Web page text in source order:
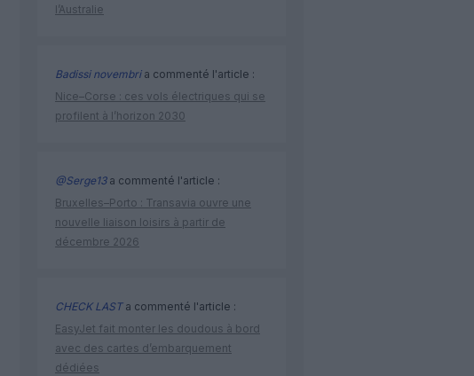
l’Australie
Badissi novembria commenté l'article :
Nice–Corse : ces vols électriques qui se
profilent à l’horizon 2030
@Serge13a commenté l'article :
Bruxelles–Porto : Transavia ouvre une
nouvelle liaison loisirs à partir de
décembre 2026
CHECK LASTa commenté l'article :
EasyJet fait monter les doudous à bord
avec des cartes d’embarquement
dédiées